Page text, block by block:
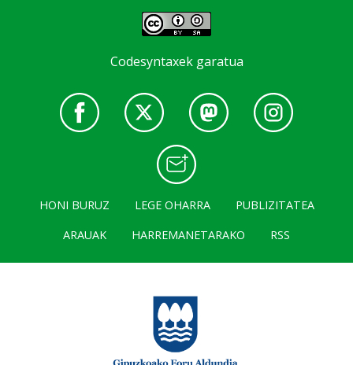
Codesyntaxek garatua
HONI BURUZ LEGE OHARRA
PUBLIZITATEA
ARAUAK
HARREMANETARAKO RSS